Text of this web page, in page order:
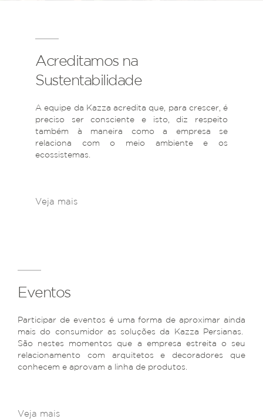
Acreditamos na
Sustentabilidade
A equipe da Kazza acredita que, para crescer, é
preciso ser consciente e isto, diz respeito
também à maneira como a empresa se
relaciona com o meio ambiente e os
ecossistemas.
Veja mais
Eventos
Participar de eventos é uma forma de aproximar ainda
mais do consumidor as soluções da Kazza Persianas.
São nestes momentos que a empresa estreita o seu
relacionamento com arquitetos e decoradores que
conhecem e aprovam a linha de produtos.
Veja mais